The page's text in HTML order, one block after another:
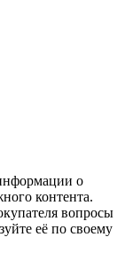
о
контента.
вопросы
её по своему